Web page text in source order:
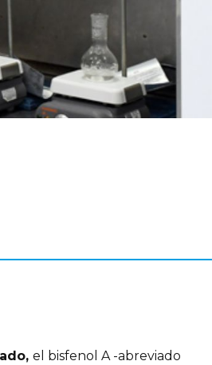
el bisfenol A -abreviado